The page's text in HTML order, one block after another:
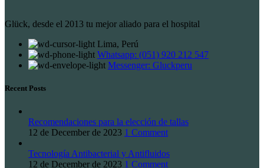
Glück, desde el 2013 tu mejor aliado para el hospital
Lima, Perú
Whatsapp: (051) 920 212 547
Messenger: Gluckperu
Recent Posts
Recomendaciones para la elección de tallas
12 de December de 2023 1 Comment
Tecnología Antibacterial y Antifluidos
12 de December de 2023 1 Comment